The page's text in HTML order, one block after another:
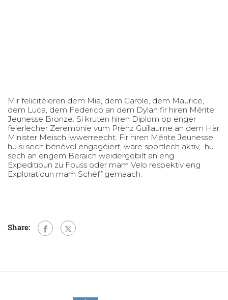
Mir felicitéieren dem Mia, dem Carole, dem Maurice,
dem Luca, dem Federico an dem Dylan fir hiren Mérite
Jeunesse Bronze. Si kruten hiren Diplom op enger
feierlecher Zeremonie vum Prënz Guillaume an dem Här
Minister Meisch iwwerreecht. Fir hiren Mérite Jeunesse
hu si sech bénévol engagéiert, ware sportlech aktiv, hu
sech an engem Beräich weidergebilt an eng
Expeditioun zu Fouss oder mam Velo respektiv eng
Exploratioun mam Schëff gemaach.
Share: